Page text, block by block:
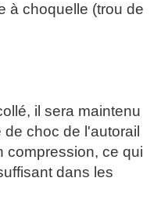
à choquelle (trou de
il sera maintenu
choc de l'autorail
compression, ce qui
dans les